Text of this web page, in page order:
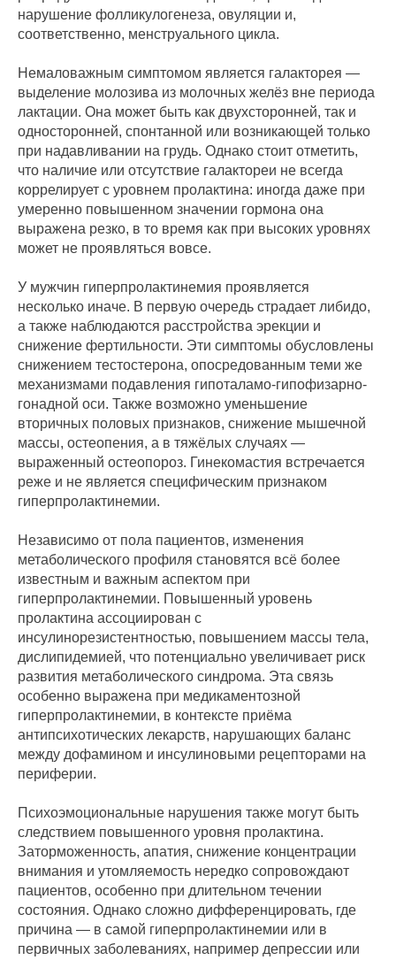
нарушение фолликулогенеза, овуляции и,
соответственно, менструального цикла.
Немаловажным симптомом является галакторея —
выделение молозива из молочных желёз вне периода
лактации. Она может быть как двухсторонней, так и
односторонней, спонтанной или возникающей только
при надавливании на грудь. Однако стоит отметить,
что наличие или отсутствие галактореи не всегда
коррелирует с уровнем пролактина: иногда даже при
умеренно повышенном значении гормона она
выражена резко, в то время как при высоких уровнях
может не проявляться вовсе.
У мужчин гиперпролактинемия проявляется
несколько иначе. В первую очередь страдает либидо,
а также наблюдаются расстройства эрекции и
снижение фертильности. Эти симптомы обусловлены
снижением тестостерона, опосредованным теми же
механизмами подавления гипоталамо-гипофизарно-
гонадной оси. Также возможно уменьшение
вторичных половых признаков, снижение мышечной
массы, остеопения, а в тяжёлых случаях —
выраженный остеопороз. Гинекомастия встречается
реже и не является специфическим признаком
гиперпролактинемии.
Независимо от пола пациентов, изменения
метаболического профиля становятся всё более
известным и важным аспектом при
гиперпролактинемии. Повышенный уровень
пролактина ассоциирован с
инсулинорезистентностью, повышением массы тела,
дислипидемией, что потенциально увеличивает риск
развития метаболического синдрома. Эта связь
особенно выражена при медикаментозной
гиперпролактинемии, в контексте приёма
антипсихотических лекарств, нарушающих баланс
между дофамином и инсулиновыми рецепторами на
периферии.
Психоэмоциональные нарушения также могут быть
следствием повышенного уровня пролактина.
Заторможенность, апатия, снижение концентрации
внимания и утомляемость нередко сопровождают
пациентов, особенно при длительном течении
состояния. Однако сложно дифференцировать, где
причина — в самой гиперпролактинемии или в
первичных заболеваниях, например депрессии или